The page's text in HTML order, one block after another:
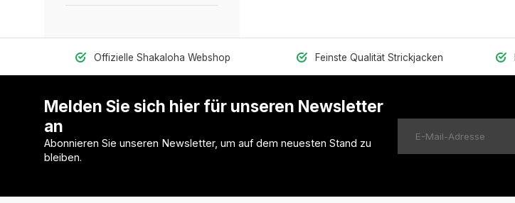
Offizielle Shakaloha Webshop Feinste Qualität Strickjacken
Melden Sie sich hier für unseren Newsletter
an
Abonnieren Sie unseren Newsletter, um auf dem neuesten Stand zu
bleiben.